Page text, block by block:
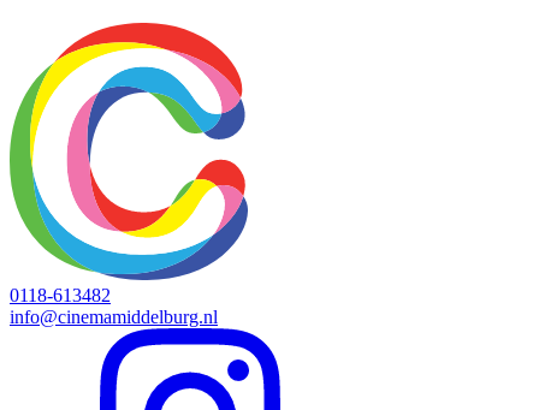
0118-613482
info@cinemamiddelburg.nl